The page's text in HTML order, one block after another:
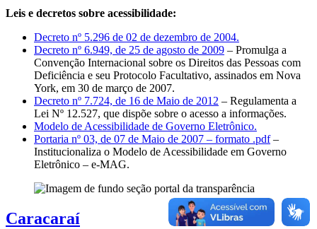
Leis e decretos sobre acessibilidade:
Decreto nº 5.296 de 02 de dezembro de 2004.
Decreto nº 6.949, de 25 de agosto de 2009 – Promulga a
Convenção Internacional sobre os Direitos das Pessoas com
Deficiência e seu Protocolo Facultativo, assinados em Nova
York, em 30 de março de 2007.
Decreto nº 7.724, de 16 de Maio de 2012 – Regulamenta a
Lei Nº 12.527, que dispõe sobre o acesso a informações.
Modelo de Acessibilidade de Governo Eletrônico.
Portaria nº 03, de 07 de Maio de 2007 – formato .pdf–
Institucionaliza o Modelo de Acessibilidade em Governo
Eletrônico – e-MAG.
Caracaraí